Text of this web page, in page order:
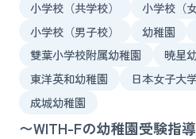
小学校（共学校）
小学校（
小学校（男子校）
幼稚園
雙葉小学校附属幼稚園
暁星
東洋英和幼稚園
日本女子大
成城幼稚園
〜WITH-Fの幼稚園受験